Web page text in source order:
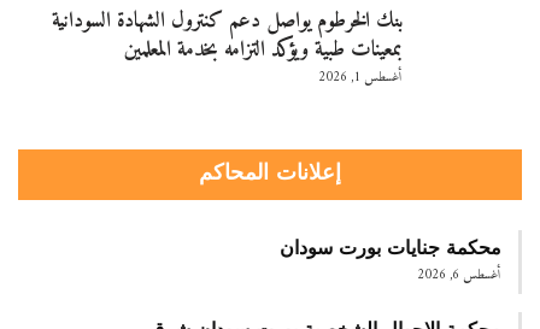
بنك الخرطوم يواصل دعم كنترول الشهادة السودانية
بمعينات طبية ويؤكد التزامه بخدمة المعلمين
أغسطس 1, 2026
إعلانات المحاكم
محكمة جنايات بورت سودان
أغسطس 6, 2026